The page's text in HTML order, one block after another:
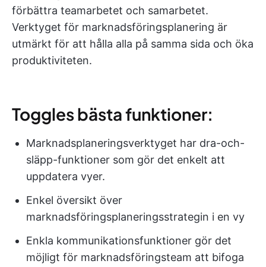
förbättra teamarbetet och samarbetet.
Verktyget för marknadsföringsplanering är
utmärkt för att hålla alla på samma sida och öka
produktiviteten.
Toggles bästa funktioner:
Marknadsplaneringsverktyget har dra-och-
släpp-funktioner som gör det enkelt att
uppdatera vyer.
Enkel översikt över
marknadsföringsplaneringsstrategin i en vy
Enkla kommunikationsfunktioner gör det
möjligt för marknadsföringsteam att bifoga